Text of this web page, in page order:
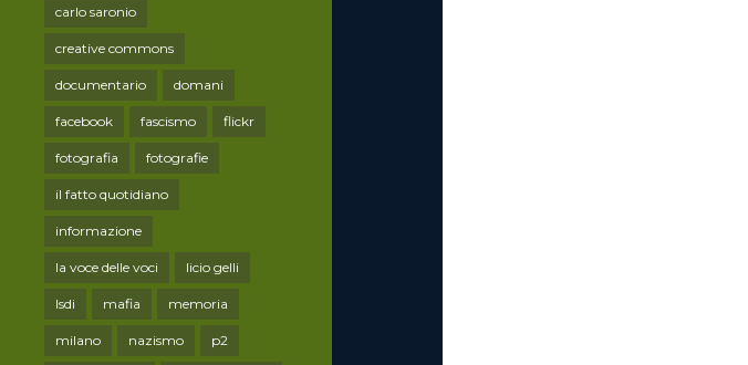
carlo saronio
creative commons
documentario domani
facebook fascismo flickr
fotografia fotografie
il fatto quotidiano
informazione
la voce delle voci licio gelli
lsdi mafia memoria
milano nazismo p2